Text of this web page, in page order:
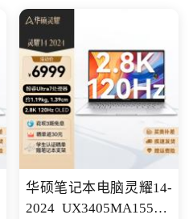
华硕笔记本电脑灵耀14-
2024 UX3405MA155夜